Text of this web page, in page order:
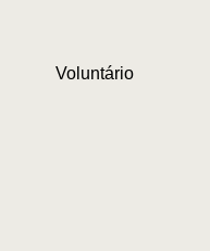
Voluntário